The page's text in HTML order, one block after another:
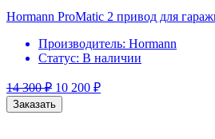
Hormann ProMatic 2 привод для
Производитель: Hormann
Статус: В наличии
14 300₽ 10 200 ₽
Заказать